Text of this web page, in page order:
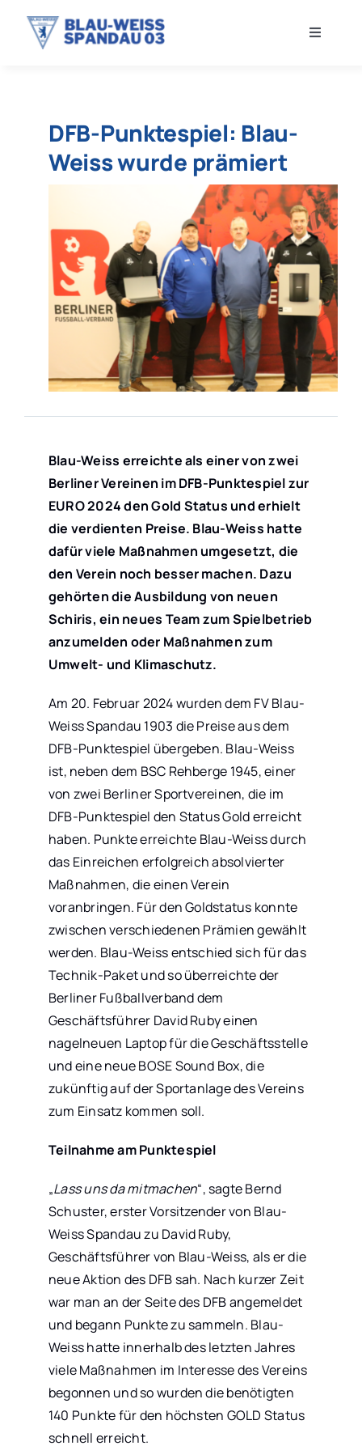
Inhalt
Toggle
NEWS
HERREN
FRAUEN
JUGEND
KONTAKT
DFB-Punktespiel: Blau-
Weiss wurde prämiert
Blau-Weiss erreichte als einer von zwei
Berliner Vereinen im DFB-Punktespiel zur
EURO 2024 den Gold Status und erhielt
die verdienten Preise. Blau-Weiss hatte
dafür viele Maßnahmen umgesetzt, die
den Verein noch besser machen. Dazu
gehörten die Ausbildung von neuen
Schiris, ein neues Team zum Spielbetrieb
anzumelden oder Maßnahmen zum
Umwelt- und Klimaschutz.
Am 20. Februar 2024 wurden dem FV Blau-
Weiss Spandau 1903 die Preise aus dem
DFB-Punktespiel übergeben. Blau-Weiss
ist, neben dem BSC Rehberge 1945, einer
von zwei Berliner Sportvereinen, die im
DFB-Punktespiel den Status Gold erreicht
haben. Punkte erreichte Blau-Weiss durch
das Einreichen erfolgreich absolvierter
Maßnahmen, die einen Verein
voranbringen. Für den Goldstatus konnte
zwischen verschiedenen Prämien gewählt
werden. Blau-Weiss entschied sich für das
Technik-Paket und so überreichte der
Berliner Fußballverband dem
Geschäftsführer David Ruby einen
nagelneuen Laptop für die Geschäftsstelle
und eine neue BOSE Sound Box, die
zukünftig auf der Sportanlage des Vereins
zum Einsatz kommen soll.
Teilnahme am Punktespiel
„Lass uns da mitmachen“, sagte Bernd
Schuster, erster Vorsitzender von Blau-
Weiss Spandau zu David Ruby,
Geschäftsführer von Blau-Weiss, als er die
neue Aktion des DFB sah. Nach kurzer Zeit
war man an der Seite des DFB angemeldet
und begann Punkte zu sammeln. Blau-
Weiss hatte innerhalb des letzten Jahres
viele Maßnahmen im Interesse des Vereins
begonnen und so wurden die benötigten
140 Punkte für den höchsten GOLD Status
schnell erreicht.